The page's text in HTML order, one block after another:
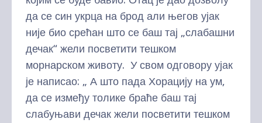
да се син укрца на брод али његов ујак
није био срећан што се баш тај „слабашни
дечак“ жели посветити тешком
морнарском животу. У свом одговору ујак
је написао: „ А што пада Хорацију на ум,
да се између толике браће баш тај
слабуњави дечак жели посветити тешком